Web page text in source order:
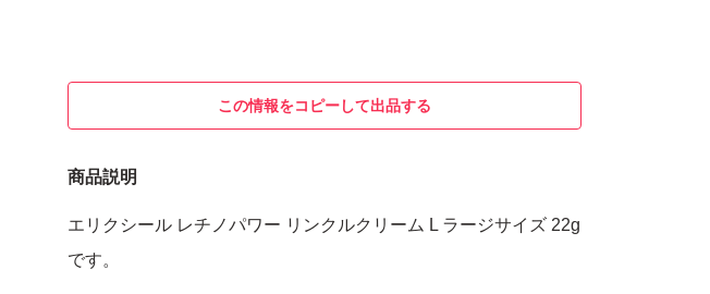
この情報をコピーして出品する
商品説明
エリクシール レチノパワー リンクルクリーム L ラージサイズ 22g
です。